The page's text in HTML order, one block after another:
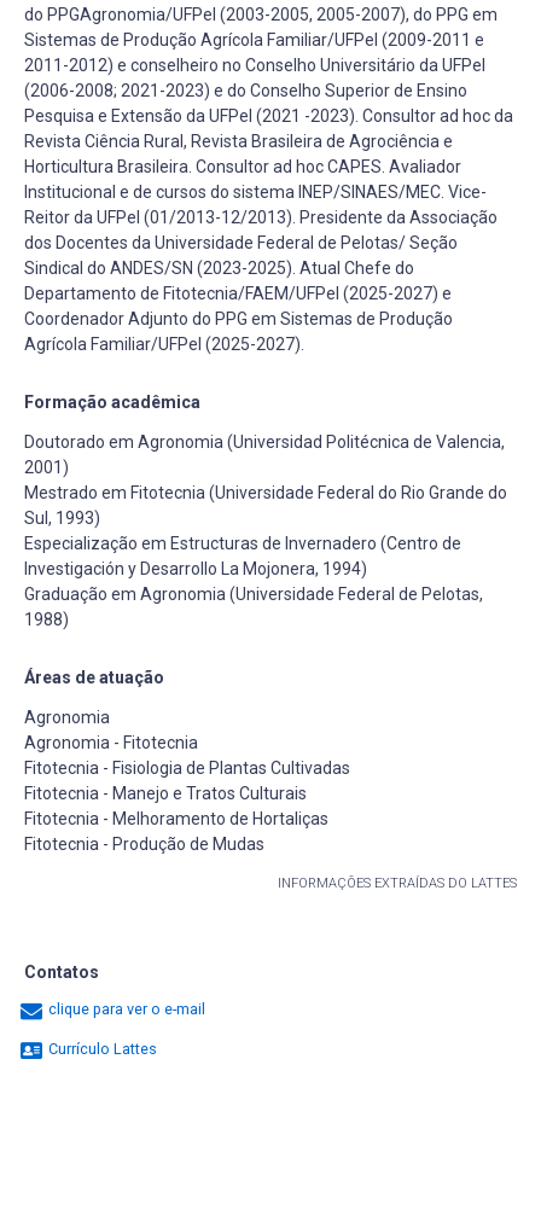
do PPGAgronomia/UFPel (2003-2005, 2005-2007), do PPG em
Sistemas de Produção Agrícola Familiar/UFPel (2009-2011 e
2011-2012) e conselheiro no Conselho Universitário da UFPel
(2006-2008; 2021-2023) e do Conselho Superior de Ensino
Pesquisa e Extensão da UFPel (2021 -2023). Consultor ad hoc da
Revista Ciência Rural, Revista Brasileira de Agrociência e
Horticultura Brasileira. Consultor ad hoc CAPES. Avaliador
Institucional e de cursos do sistema INEP/SINAES/MEC. Vice-
Reitor da UFPel (01/2013-12/2013). Presidente da Associação
dos Docentes da Universidade Federal de Pelotas/ Seção
Sindical do ANDES/SN (2023-2025). Atual Chefe do
Departamento de Fitotecnia/FAEM/UFPel (2025-2027) e
Coordenador Adjunto do PPG em Sistemas de Produção
Agrícola Familiar/UFPel (2025-2027).
Formação acadêmica
Doutorado em Agronomia (Universidad Politécnica de Valencia,
2001)
Mestrado em Fitotecnia (Universidade Federal do Rio Grande do
Sul, 1993)
Especialização em Estructuras de Invernadero (Centro de
Investigación y Desarrollo La Mojonera, 1994)
Graduação em Agronomia (Universidade Federal de Pelotas,
1988)
Áreas de atuação
Agronomia
Agronomia - Fitotecnia
Fitotecnia - Fisiologia de Plantas Cultivadas
Fitotecnia - Manejo e Tratos Culturais
Fitotecnia - Melhoramento de Hortaliças
Fitotecnia - Produção de Mudas
INFORMAÇÕES EXTRAÍDAS DO LATTES
Contatos
clique para ver o e-mail
Currículo Lattes